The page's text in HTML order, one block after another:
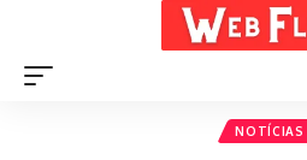
NOTÍCIAS